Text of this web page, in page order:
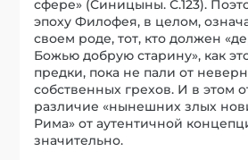
сфере» (Синицыны. С.123).
эпоху Филофея, в целом,
своем роде, тот, кто должен
Божью добрую старину», как
предки, пока не пали от
собственных грехов. И в этом
различие «нынешних злых
Рима» от аутентичной
значительно.